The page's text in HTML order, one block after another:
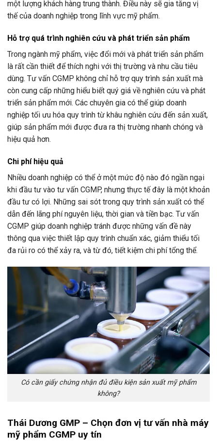
một lượng khách hàng trung thành. Điều này sẽ gia tăng vị
thế của doanh nghiệp trong lĩnh vực mỹ phẩm.
Hỗ trợ quá trình nghiên cứu và phát triển sản phẩm
Trong ngành mỹ phẩm, việc đổi mới và phát triển sản phẩm
là rất cần thiết để thích nghi với thị trường và nhu cầu tiêu
dùng. Tư vấn CGMP không chỉ hỗ trợ quy trình sản xuất mà
còn cung cấp những hiểu biết quý giá về nghiên cứu và phát
triển sản phẩm mới. Các chuyên gia có thể giúp doanh
nghiệp tối ưu hóa quy trình từ khâu nghiên cứu đến sản xuất,
giúp sản phẩm mới được đưa ra thị trường nhanh chóng và
hiệu quả hơn.
Chi phí hiệu quả
Nhiều doanh nghiệp có thể ở một mức độ nào đó ngần ngại
khi đầu tư vào tư vấn CGMP, nhưng thực tế đây là một khoản
đầu tư có lợi. Những sai sót trong quy trình sản xuất có thể
dẫn đến lãng phí nguyên liệu, thời gian và tiền bạc. Tư vấn
CGMP giúp doanh nghiệp tránh được những vấn đề này
thông qua việc thiết lập quy trình chuẩn xác, giảm thiểu tối
đa rủi ro có thể xảy ra, và từ đó, tiết kiệm chi phí tổng thể.
Có cần giấy chứng nhận đủ điều kiện sản xuất mỹ phẩm
không?
Thái Dương GMP – Chọn đơn vị tư vấn nhà máy
mỹ phẩm CGMP uy tín